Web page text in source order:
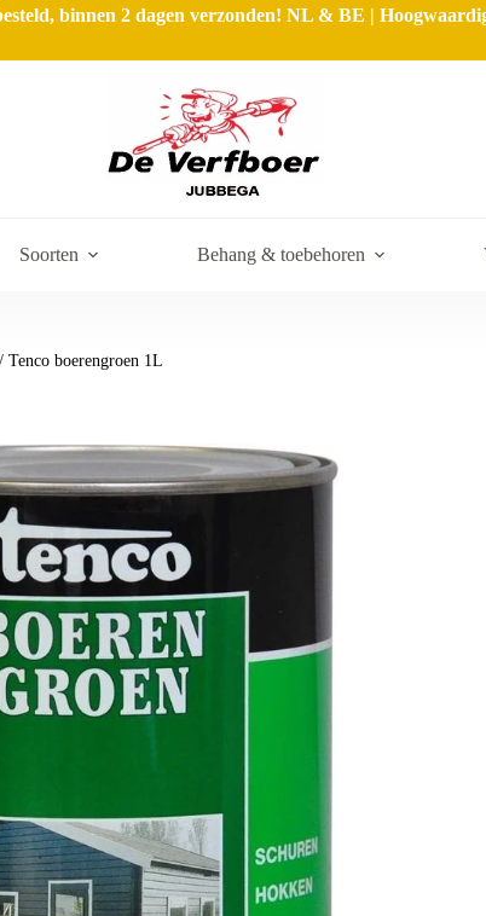
binnen 2 dagen verzonden! NL & BE |
Soorten Behang & toebehoren
/ Tenco boerengroen 1L